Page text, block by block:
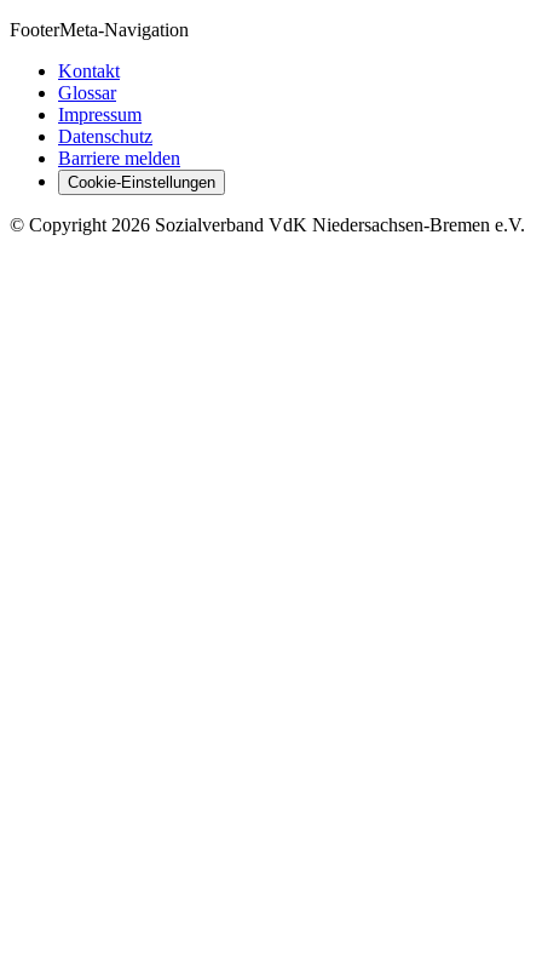
FooterMeta-Navigation
Kontakt
Glossar
Impressum
Datenschutz
Barriere melden
Cookie-Einstellungen
© Copyright 2026 Sozialverband VdK Niedersachsen-Bremen e.V.